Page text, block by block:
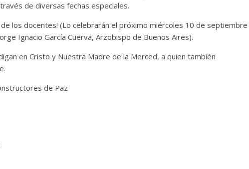
de diversas fechas especiales.
de los docentes! (Lo celebrarán el próximo miércoles 10 de septiembre
Ignacio García Cuerva, Arzobispo de Buenos Aires).
en Cristo y Nuestra Madre de la Merced, a quien también
de Paz